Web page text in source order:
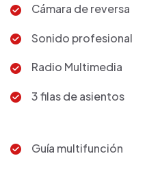
Cámara de reversa
Sonido profesional
Radio Multimedia
3 filas de asientos
Guía multifunción